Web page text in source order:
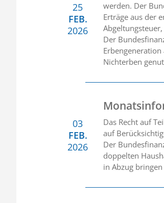
25
FEB.
2026
werden. Der
Erträge aus der
Der
Nichterben
03
FEB.
2026
Das Recht auf
auf
Der
doppelten
in Abzug